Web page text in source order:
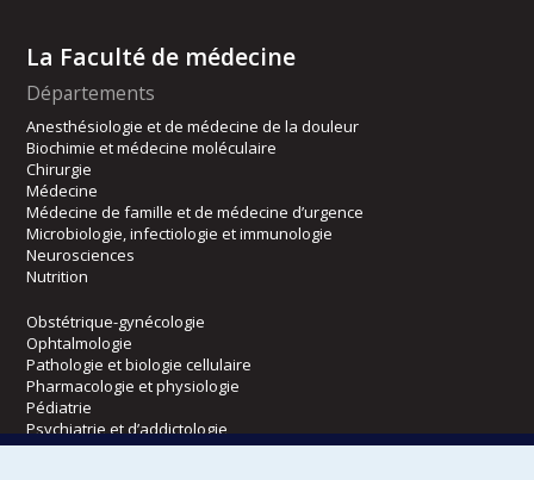
La Faculté de médecine
Départements
Anesthésiologie et de médecine de la douleur
Biochimie et médecine moléculaire
Chirurgie
Médecine
Médecine de famille et de médecine d’urgence
Microbiologie, infectiologie et immunologie
Neurosciences
Nutrition
Obstétrique-gynécologie
Ophtalmologie
Pathologie et biologie cellulaire
Pharmacologie et physiologie
Pédiatrie
Psychiatrie et d’addictologie
Radiologie, radio-oncologie et médecine nucléaire